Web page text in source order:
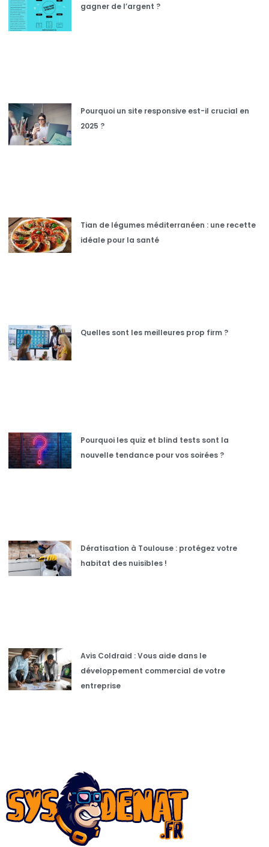
gagner de l’argent ?
Pourquoi un site responsive est-il crucial en
2025 ?
Tian de légumes méditerranéen : une recette
idéale pour la santé
Quelles sont les meilleures prop firm ?
Pourquoi les quiz et blind tests sont la
nouvelle tendance pour vos soirées ?
Dératisation à Toulouse : protégez votre
habitat des nuisibles !
Avis Coldraid : Vous aide dans le
développement commercial de votre
entreprise